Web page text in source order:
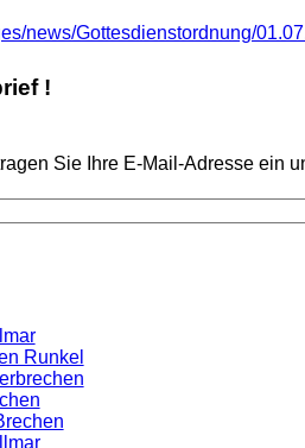
news/Gottesdienstordnung/
!
Sie Ihre E-Mail-Adresse ein
Runkel